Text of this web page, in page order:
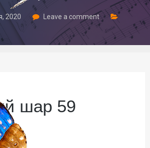
2020 Leave a comment
шар 59